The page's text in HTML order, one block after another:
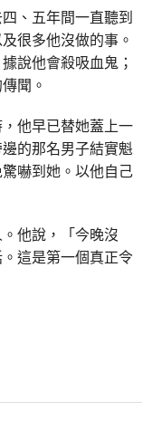
、五年間一直聽到
很多他沒做的事。
說他會殺吸血鬼；
聞。
他早已替她蓋上一
的那名男子結實魁
嚇到她。以他自己
他說，「今晚沒
這是第一個真正令